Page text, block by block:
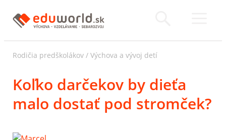
Rodičia predškolákov / Výchova a vývoj detí
Koľko darčekov by dieťa
malo dostať pod stromček?